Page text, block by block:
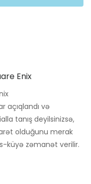
açıqlandı və
tanış deyilsinizsə,
olduğunu merak
küyə zəmanət verilir.